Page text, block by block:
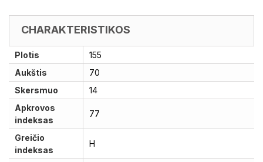
CHARAKTERISTIKOS
Plotis
155
Aukštis
70
Skersmuo
14
Apkrovos
indeksas
77
Greičio
indeksas
H